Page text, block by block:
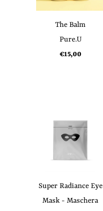
The Balm
Pure.U
€15,00
Super Radiance Eye
Mask - Maschera